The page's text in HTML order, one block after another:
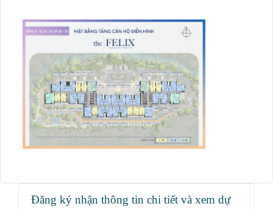
Đăng ký nhận thông tin chi tiết và xem dự